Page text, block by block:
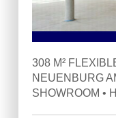
308 M²
NEUENBURG
SHOWROOM •